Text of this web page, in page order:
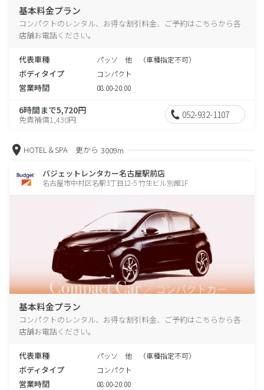
基本料金プラン
コンパクトのレンタル、お得な割引料金、ご予約はこちらから各
店舗お電話ください。
代表車種 パッソ 他 （車種指定不可）
ボディタイプ コンパクト
営業時間 08:00-20:00
6時間まで5,720円
免責補償1,430円 052-932-1107
HOTEL＆SPA 更から 3009m
バジェットレンタカー名古屋駅前店
名古屋市中村区名駅3丁目12-5 竹生ビル別館1F
基本料金プラン
コンパクトのレンタル、お得な割引料金、ご予約はこちらから各
店舗お電話ください。
代表車種 パッソ 他 （車種指定不可）
ボディタイプ コンパクト
営業時間 08:00-20:00